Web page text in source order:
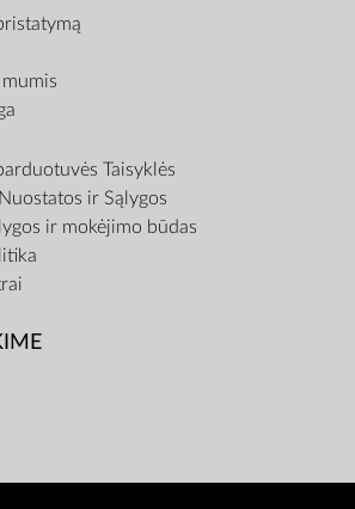
Taisyklės
ir Sąlygos
ir mokėjimo būdas